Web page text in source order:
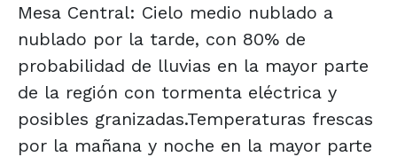
Mesa Central: Cielo medio nublado a
nublado por la tarde, con 80% de
probabilidad de lluvias en la mayor parte
de la región con tormenta eléctrica y
posibles granizadas.Temperaturas frescas
por la mañana y noche en la mayor parte